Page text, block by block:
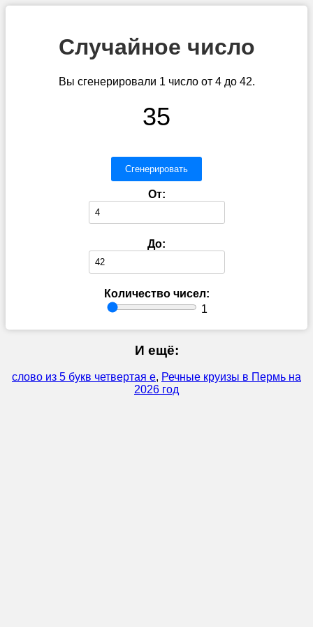
Случайное число
Вы сгенерировали 1 число от 4 до 42.
35
Сгенерировать
От:
До:
Количество чисел:
1
И ещё:
слово из 5 букв четвертая е, Речные круизы в Пермь на
2026 год